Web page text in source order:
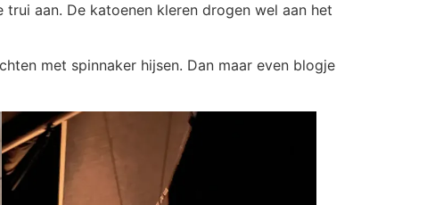
aan. De katoenen kleren drogen wel aan het
met spinnaker hijsen. Dan maar even blogje